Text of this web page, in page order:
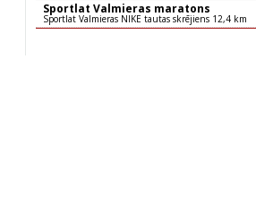
Sportlat Valmieras maratons
Sportlat Valmieras NIKE tautas skrējiens 12,4 km